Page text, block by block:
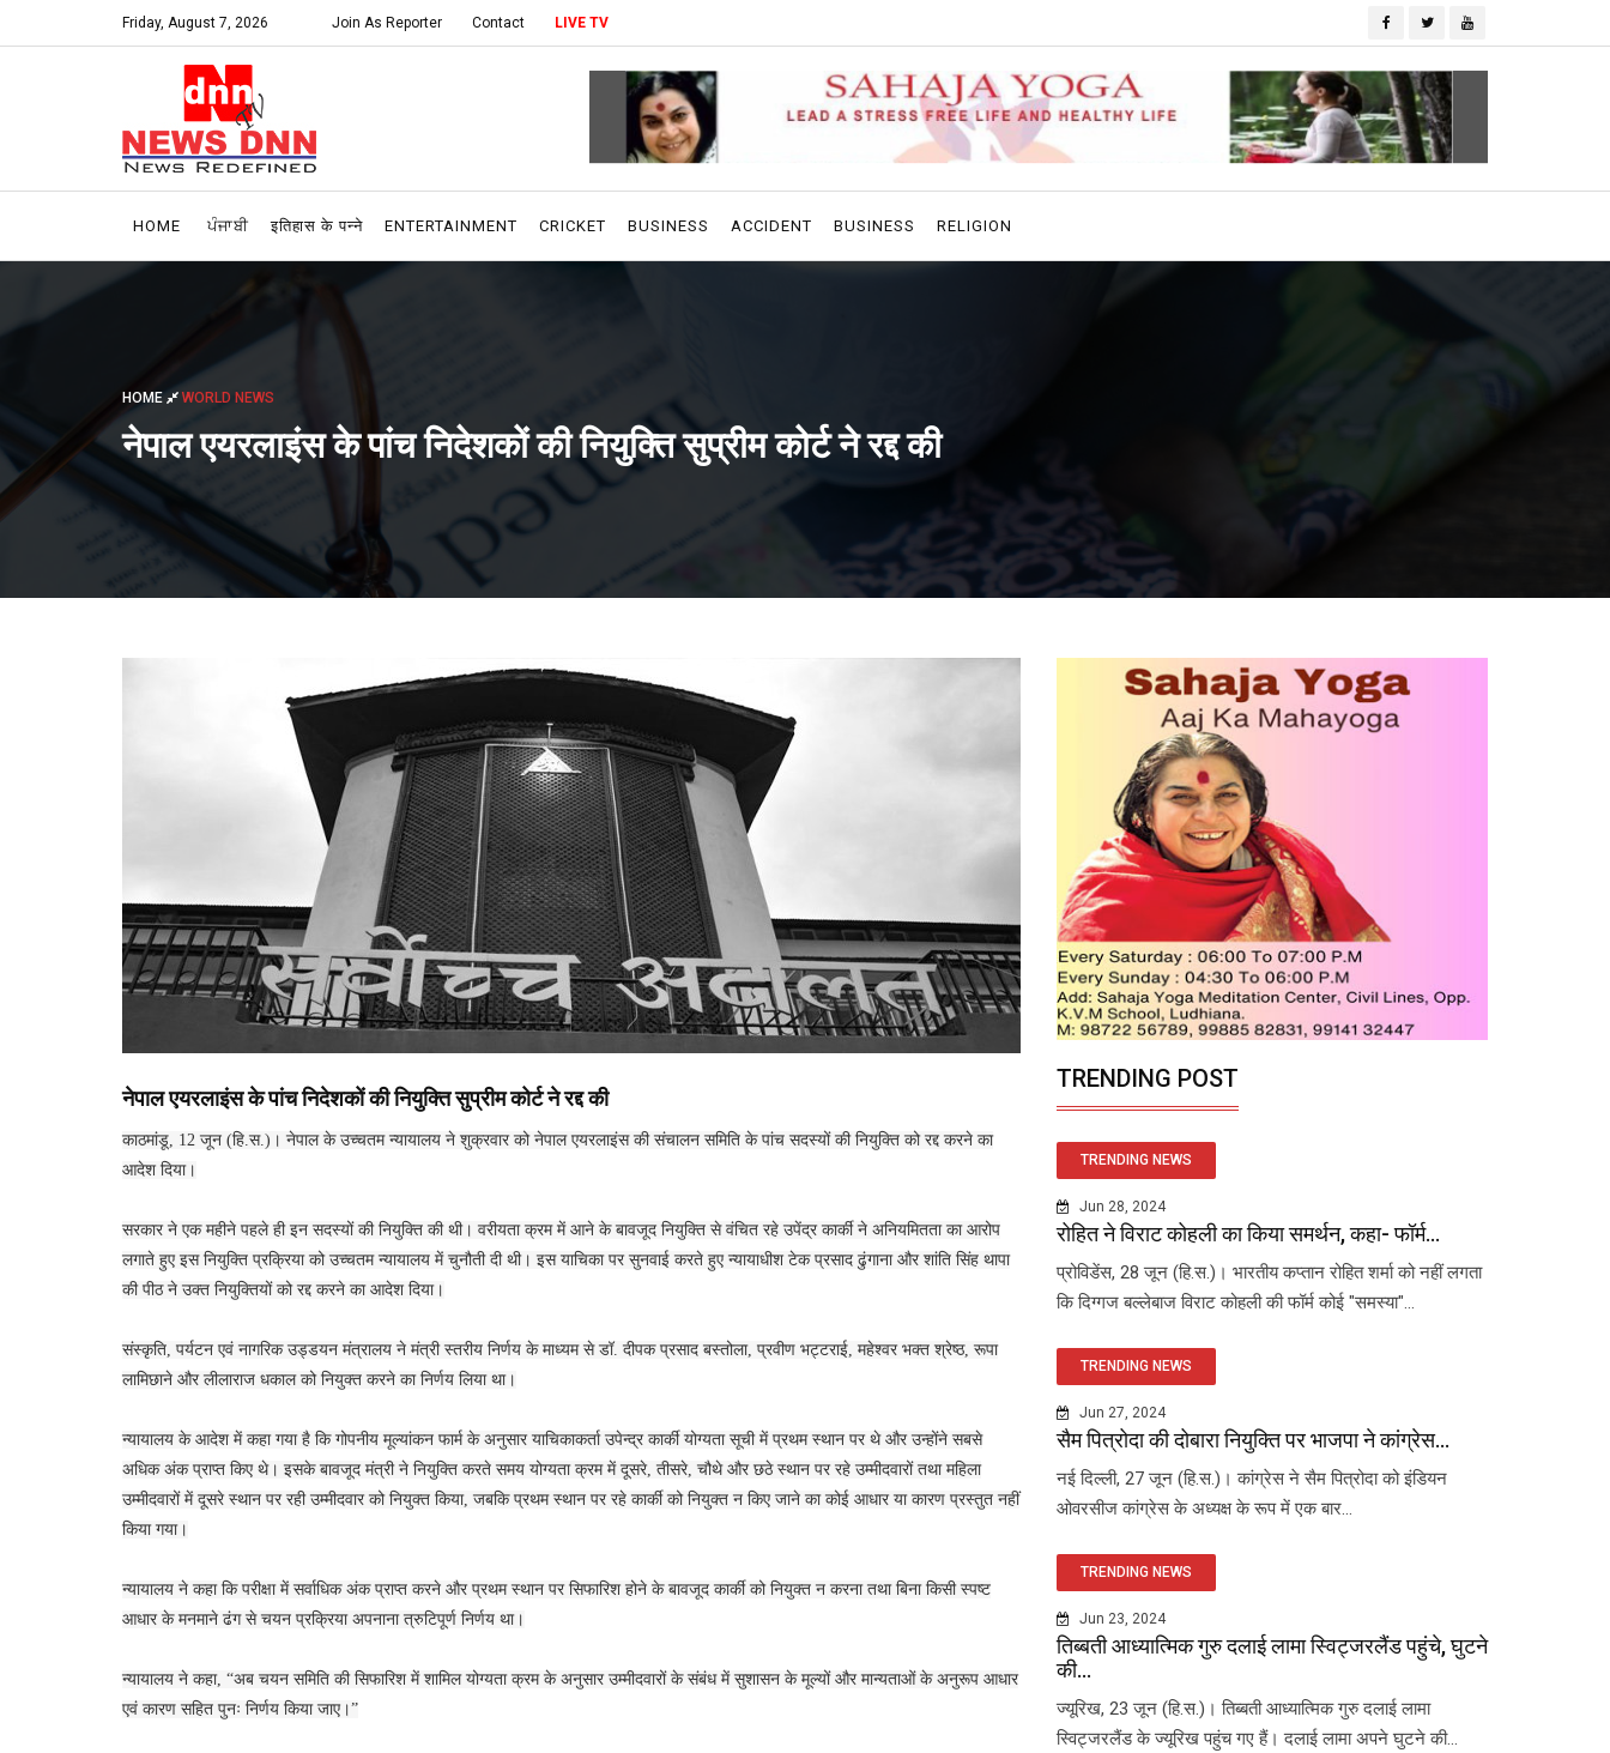
Friday, August 7, 2026 Join As Reporter Contact LIVE TV
HOME ਪੰਜਾਬੀ इतिहास के पन्ने ENTERTAINMENT CRICKET BUSINESS ACCIDENT BUSINESS RELIGION
HOME WORLD NEWS
नेपाल एयरलाइंस के पांच निदेशकों की नियुक्ति सुप्रीम कोर्ट ने रद्द की
नेपाल एयरलाइंस के पांच निदेशकों की नियुक्ति सुप्रीम कोर्ट ने रद्द की
काठमांडू, 12 जून (हि.स.)। नेपाल के उच्चतम न्यायालय ने शुक्रवार को नेपाल एयरलाइंस की संचालन समिति के पांच सदस्यों की नियुक्ति को रद्द करने का
आदेश दिया।
सरकार ने एक महीने पहले ही इन सदस्यों की नियुक्ति की थी। वरीयता क्रम में आने के बावजूद नियुक्ति से वंचित रहे उपेंद्र कार्की ने अनियमितता का आरोप
लगाते हुए इस नियुक्ति प्रक्रिया को उच्चतम न्यायालय में चुनौती दी थी। इस याचिका पर सुनवाई करते हुए न्यायाधीश टेक प्रसाद ढुंगाना और शांति सिंह थापा
की पीठ ने उक्त नियुक्तियों को रद्द करने का आदेश दिया।
संस्कृति, पर्यटन एवं नागरिक उड्डयन मंत्रालय ने मंत्री स्तरीय निर्णय के माध्यम से डॉ. दीपक प्रसाद बस्तोला, प्रवीण भट्टराई, महेश्वर भक्त श्रेष्ठ, रूपा
लामिछाने और लीलाराज धकाल को नियुक्त करने का निर्णय लिया था।
न्यायालय के आदेश में कहा गया है कि गोपनीय मूल्यांकन फार्म के अनुसार याचिकाकर्ता उपेन्द्र कार्की योग्यता सूची में प्रथम स्थान पर थे और उन्होंने सबसे
अधिक अंक प्राप्त किए थे। इसके बावजूद मंत्री ने नियुक्ति करते समय योग्यता क्रम में दूसरे, तीसरे, चौथे और छठे स्थान पर रहे उम्मीदवारों तथा महिला
उम्मीदवारों में दूसरे स्थान पर रही उम्मीदवार को नियुक्त किया, जबकि प्रथम स्थान पर रहे कार्की को नियुक्त न किए जाने का कोई आधार या कारण प्रस्तुत नहीं
किया गया।
न्यायालय ने कहा कि परीक्षा में सर्वाधिक अंक प्राप्त करने और प्रथम स्थान पर सिफारिश होने के बावजूद कार्की को नियुक्त न करना तथा बिना किसी स्पष्ट
आधार के मनमाने ढंग से चयन प्रक्रिया अपनाना त्रुटिपूर्ण निर्णय था।
न्यायालय ने कहा, “अब चयन समिति की सिफारिश में शामिल योग्यता क्रम के अनुसार उम्मीदवारों के संबंध में सुशासन के मूल्यों और मान्यताओं के अनुरूप आधार
एवं कारण सहित पुनः निर्णय किया जाए।”
TRENDING POST
TRENDING NEWS
Jun 28, 2024
रोहित ने विराट कोहली का किया समर्थन, कहा- फॉर्म...
प्रोविडेंस, 28 जून (हि.स.)। भारतीय कप्तान रोहित शर्मा को नहीं लगता
कि दिग्गज बल्लेबाज विराट कोहली की फॉर्म कोई "समस्या"...
TRENDING NEWS
Jun 27, 2024
सैम पित्रोदा की दोबारा नियुक्ति पर भाजपा ने कांग्रेस...
नई दिल्ली, 27 जून (हि.स.)। कांग्रेस ने सैम पित्रोदा को इंडियन
ओवरसीज कांग्रेस के अध्यक्ष के रूप में एक बार...
TRENDING NEWS
Jun 23, 2024
तिब्बती आध्यात्मिक गुरु दलाई लामा स्विट्जरलैंड पहुंचे, घुटने
की...
ज्यूरिख, 23 जून (हि.स.)। तिब्बती आध्यात्मिक गुरु दलाई लामा
स्विट्जरलैंड के ज्यूरिख पहुंच गए हैं। दलाई लामा अपने घुटने की...